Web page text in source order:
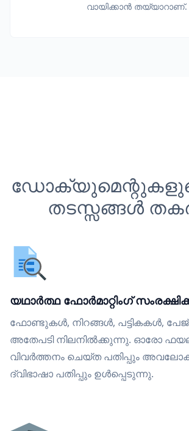
വായിക്കാൻ തയ്യാറാണ്.
തടസ്സങ്ങൾ
യഥാർത്ഥ ഫോർമാറ്റിംഗ്
ഫോണ്ടുകൾ, നിറങ്ങൾ, പട്ടികകൾ, പേജ്
അതേപടി നിലനിൽക്കുന്നു. ഓരോ
വിവർത്തനം ചെയ്ത പതിപ്പും
ദ്വിഭാഷാ പതിപ്പും ഉൾപ്പെടുന്നു.